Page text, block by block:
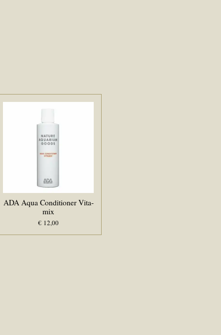
ADA Aqua Conditioner Vita-
mix
€ 12,00